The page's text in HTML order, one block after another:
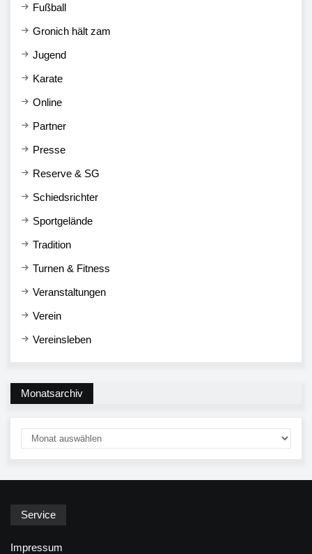
Fußball
Gronich hält zam
Jugend
Karate
Online
Partner
Presse
Reserve & SG
Schiedsrichter
Sportgelände
Tradition
Turnen & Fitness
Veranstaltungen
Verein
Vereinsleben
Monatsarchiv
Service
Impressum